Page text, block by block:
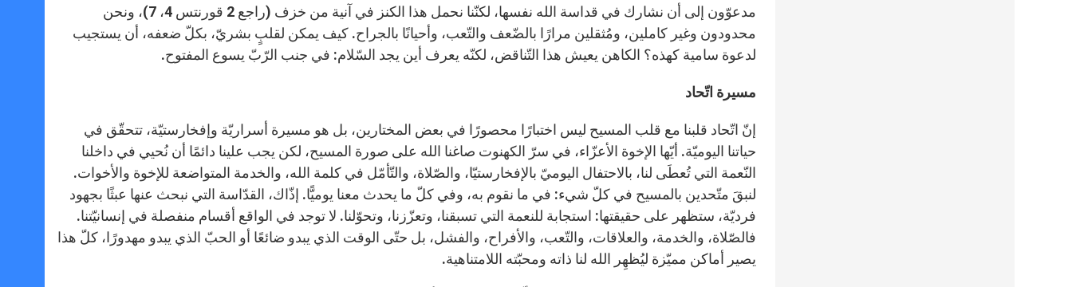
مدعوّون إلى أن نشارك في قداسة الله نفسها، لكنّنا نحمل هذا الكنز في آنية من خزف (راجع 2 قورنتس 4، 7)، ونحن
محدودون وغير كاملين، ومُثقلين مرارًا بالضّعف والتّعب، وأحيانًا بالجراح. كيف يمكن لقلبٍ بشريّ، بكلّ ضعفه، أن يستجيب
لدعوة سامية كهذه؟ الكاهن يعيش هذا التّناقض، لكنّه يعرف أين يجد السّلام: في جنب الرّبّ يسوع المفتوح.
مسيرة اتّحاد
إنّ اتّحاد قلبنا مع قلب المسيح ليس اختبارًا محصورًا في بعض المختارين، بل هو مسيرة أسراريّة وإفخارستيّة، تتحقّق في
حياتنا اليوميّة. أيّها الإخوة الأعزّاء، في سرّ الكهنوت صاغنا الله على صورة المسيح، لكن يجب علينا دائمًا أن نُحيي في داخلنا
النّعمة التي تُعطَى لنا، بالاحتفال اليوميّ بالإفخارستيّا، والصّلاة، والتّأمّل في كلمة الله، والخدمة المتواضعة للإخوة والأخوات.
لنبقَ متّحدين بالمسيح في كلّ شيء: في ما نقوم به، وفي كلّ ما يحدث معنا يوميًّا. إذّاك، القدّاسة التي نبحث عنها عبثًا بجهود
فرديّة، ستظهر على حقيقتها: استجابة للنعمة التي تسبقنا، وتعزّزنا، وتحوّلنا. لا توجد في الواقع أقسام منفصلة في إنسانيّتنا.
فالصّلاة، والخدمة، والعلاقات، والتّعب، والأفراح، والفشل، بل حتّى الوقت الذي يبدو ضائعًا أو الحبّ الذي يبدو مهدورًا، كلّ هذا
يصير أماكن مميّزة ليُظهِر الله لنا ذاته ومحبّته اللامتناهية.